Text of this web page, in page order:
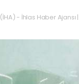
(İHA) - İhlas Haber Ajansı |